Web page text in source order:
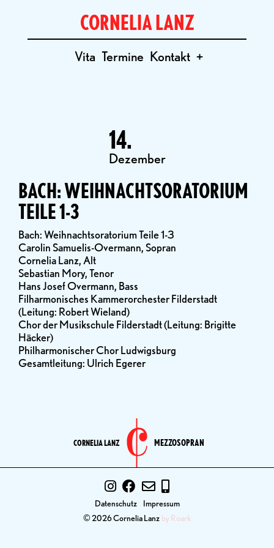
CORNELIA LANZ
Vita Termine Kontakt +
14.
Dezember
BACH: WEIHNACHTSORATORIUM
TEILE 1-3
Bach: Weihnachtsoratorium Teile 1-3
Carolin Samuelis-Overmann, Sopran
Cornelia Lanz, Alt
Sebastian Mory, Tenor
Hans Josef Overmann, Bass
Filharmonisches Kammerorchester Filderstadt
(Leitung: Robert Wieland)
Chor der Musikschule Filderstadt (Leitung: Brigitte
Häcker)
Philharmonischer Chor Ludwigsburg
Gesamtleitung: Ulrich Egerer
CORNELIA LANZ MEZZOSOPRAN
© 2026 Cornelia Lanz by Roark
Datenschutz Impressum